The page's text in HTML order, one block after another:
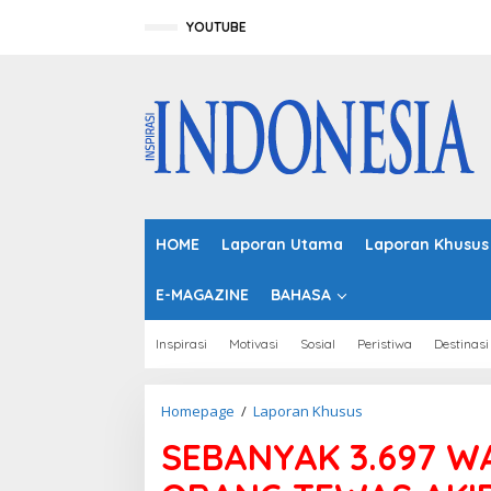
YOUTUBE
HOME Laporan Utama Laporan Khusus
E-MAGAZINE BAHASA
Inspirasi Motivasi Sosial Peristiwa Destinasi
Homepage / Laporan Khusus
B
A
SEBANYAK 3.697